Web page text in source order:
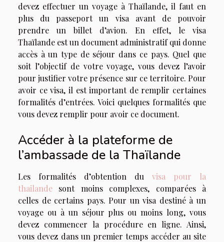
devez effectuer un voyage à Thaïlande, il faut en
plus du passeport un visa avant de pouvoir
prendre un billet d’avion. En effet, le visa
Thaïlande est un document administratif qui donne
accès à un type de séjour dans ce pays. Quel que
soit l’objectif de votre voyage, vous devez l’avoir
pour justifier votre présence sur ce territoire. Pour
avoir ce visa, il est important de remplir certaines
formalités d’entrées. Voici quelques formalités que
vous devez remplir pour avoir ce document.
Accéder à la plateforme de
l’ambassade de la Thaïlande
Les formalités d’obtention du visa pour la
thailande sont moins complexes, comparées à
celles de certains pays. Pour un visa destiné à un
voyage ou à un séjour plus ou moins long, vous
devez commencer la procédure en ligne. Ainsi,
vous devez dans un premier temps accéder au site